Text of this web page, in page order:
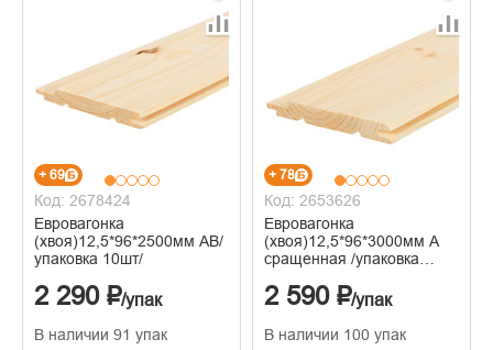
+ 69
Код: 2678424
Евровагонка
(хвоя)12,5*96*2500мм АВ/
упаковка 10шт/
2 290 ₽/упак
В наличии 91 упак
+ 78
Код: 2653626
Евровагонка
(хвоя)12,5*96*3000мм А
сращенная /упаковка
2 590 ₽/упак
В наличии 100 упак